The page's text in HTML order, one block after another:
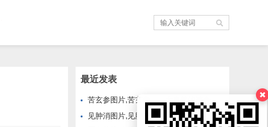
最近发表
苦玄参图片,苦玄参——大自然的神奇植物
见肿消图片,见肿消图片——揭秘神奇的中草药膏药